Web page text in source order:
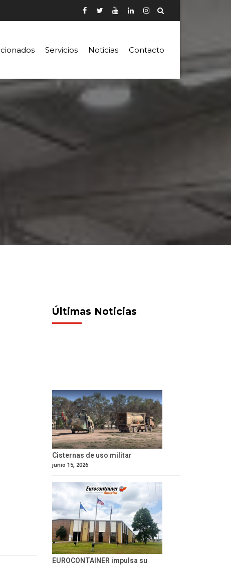
Servicios Noticias Contacto
Últimas Noticias
Cisternas de uso militar
junio 15, 2026
EUROCONTAINER impulsa su